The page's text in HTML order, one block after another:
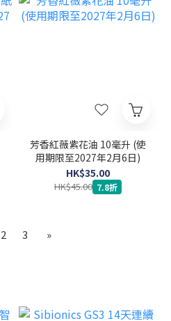
芳香紅薇紫花油 10毫升 (使
用期限至2027年2月6日)
HK$35.00
HK$45.00 7.8折
2 3 »